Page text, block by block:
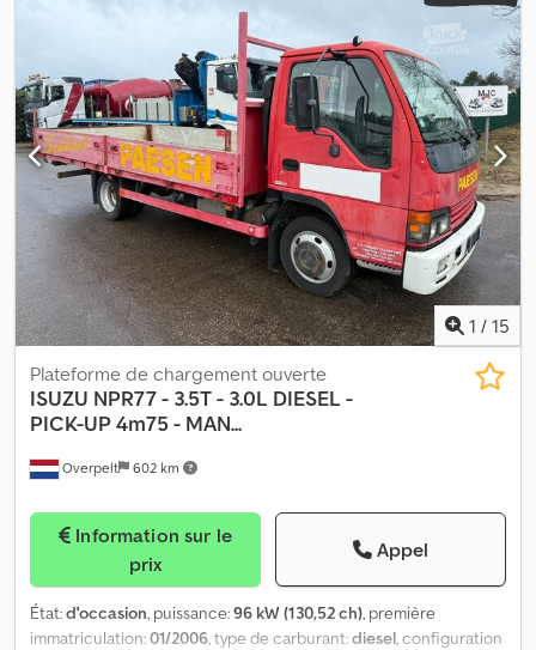
ABS, chauffage de stationnement, climatisation
1 / 15
Overpelt 602 km
Plateforme de chargement ouverte
ISUZU NPR77 - 3.5T - 3.0L DIESEL -
PICK-UP 4m75 - MAN...
prix
Appel
État:d'occasion, puissance:96 kW (130,52 ch), première
immatriculation:01/2006, type de carburant:diesel, configuration